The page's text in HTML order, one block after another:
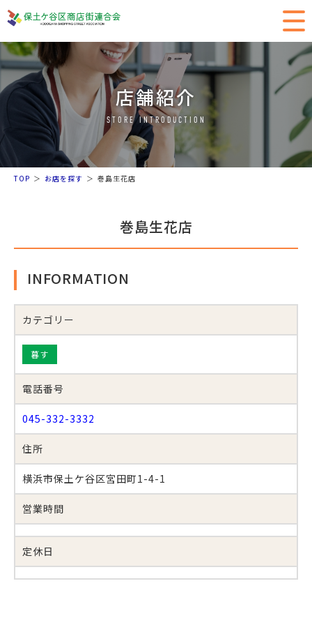
店舗紹介
STORE INTRODUCTION
TOP お店を探す 巻島生花店
巻島生花店
INFORMATION
カテゴリー
暮す
電話番号
045-332-3332
住所
横浜市保土ケ谷区宮田町1-4-1
営業時間
定休日